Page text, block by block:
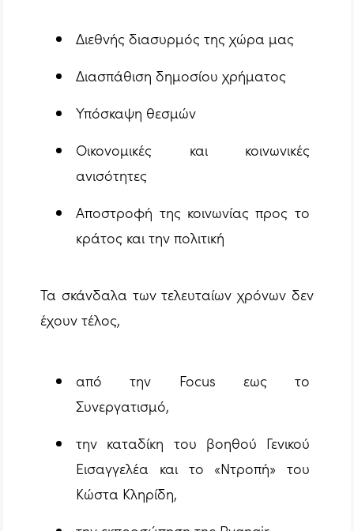
Διεθνής διασυρμός της χώρα μας
Διασπάθιση δημοσίου χρήματος
Υπόσκαψη θεσμών
Οικονομικές και κοινωνικές
ανισότητες
Αποστροφή της κοινωνίας προς το
κράτος και την πολιτική
Τα σκάνδαλα των τελευταίων χρόνων δεν
έχουν τέλος,
από την Focus εως το
Συνεργατισμό,
την καταδίκη του βοηθού Γενικού
Εισαγγελέα και το «Ντροπή» του
Κώστα Κληρίδη,